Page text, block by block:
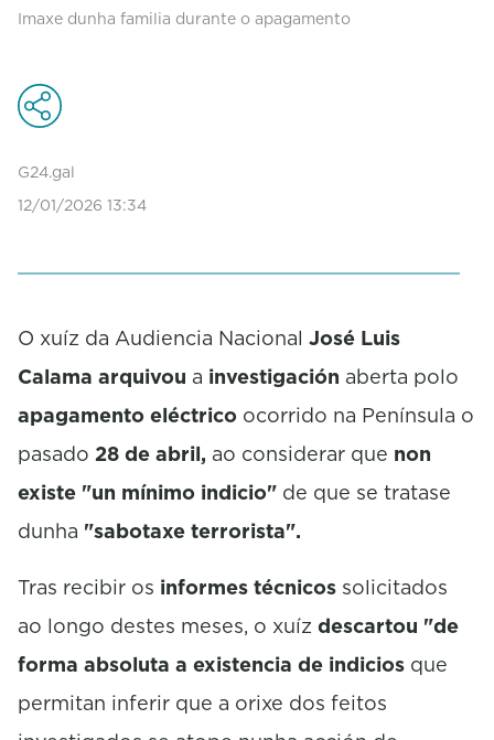
Imaxe dunha familia durante o apagamento
G24.gal
12/01/2026 13:34
O xuíz da Audiencia Nacional José Luis
Calama arquivou a investigación aberta polo
apagamento eléctrico ocorrido na Península o
pasado 28 de abril, ao considerar que non
existe "un mínimo indicio" de que se tratase
dunha "sabotaxe terrorista".
Tras recibir os informes técnicos solicitados
ao longo destes meses, o xuíz descartou "de
forma absoluta a existencia de indicios que
permitan inferir que a orixe dos feitos